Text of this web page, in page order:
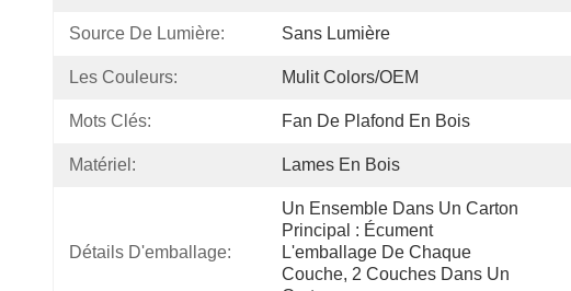
Source De Lumière: Sans Lumière
Les Couleurs: Mulit Colors/OEM
Mots Clés: Fan De Plafond En Bois
Matériel: Lames En Bois
Détails D'emballage:
Un Ensemble Dans Un Carton
Principal : Écument
L'emballage De Chaque
Couche, 2 Couches Dans Un